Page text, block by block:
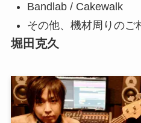
Bandlab / Cakewalk
その他、機材周りのご
堀田克久